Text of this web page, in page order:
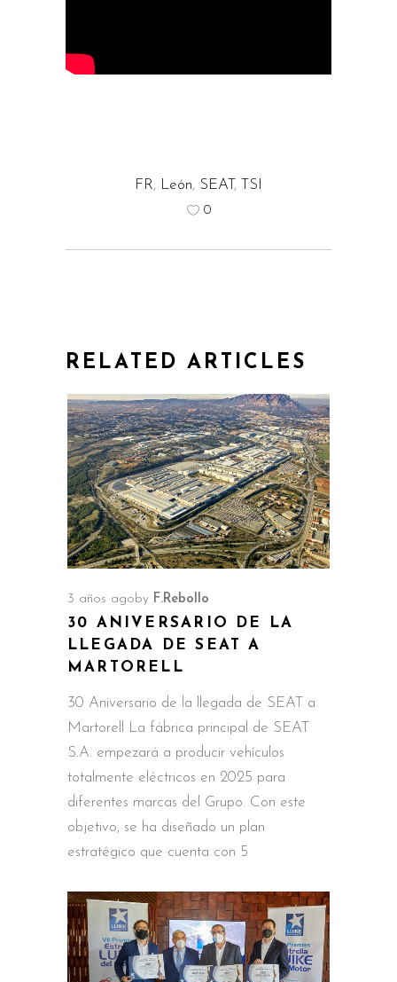
FR, León, SEAT , TSI
0
RELATED ARTICLES
3 años agoby F.Rebollo
30 ANIVERSARIO DE LA
LLEGADA DE SEAT A
MARTORELL
30 Aniversario de la llegada de SEAT a
Martorell La fábrica principal de SEAT
S.A. empezará a producir vehículos
totalmente eléctricos en 2025 para
diferentes marcas del Grupo. Con este
objetivo, se ha diseñado un plan
estratégico que cuenta con 5